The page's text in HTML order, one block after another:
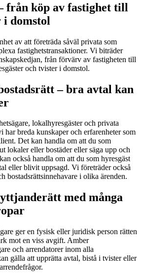
från köp av fastighet till
domstol
av att företräda såväl privata som
fastighetstransaktioner. Vi biträder
från förvärv av fastigheten till
och tvister i domstol.
– bra avtal kan
lokalhyresgäster och privata
har breda kunskaper och erfarenheter som
Det kan handla om att du som
lokaler eller bostäder eller säga upp och
också handla om att du som hyresgäst
eller blivit uppsagd. Vi företräder också
bostadsrättsinnehavare i olika ärenden.
med många
ger en fysisk eller juridisk person rätten
mot en viss avgift. Amber
och arrendatorer inom alla
gälla att upprätta avtal, bistå i tvister eller